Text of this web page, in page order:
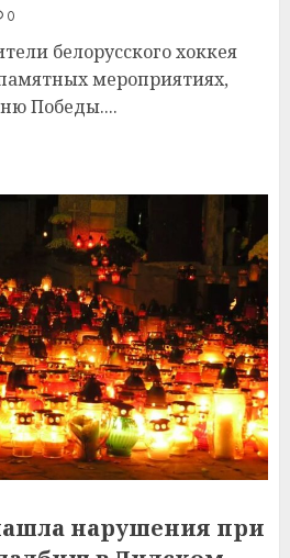
0
белорусского хоккея
мероприятиях,
Победы....
нарушения при